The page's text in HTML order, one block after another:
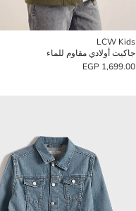
LCW Kids
جاكيت أولادي مقاوم للماء
1,699.00 EGP